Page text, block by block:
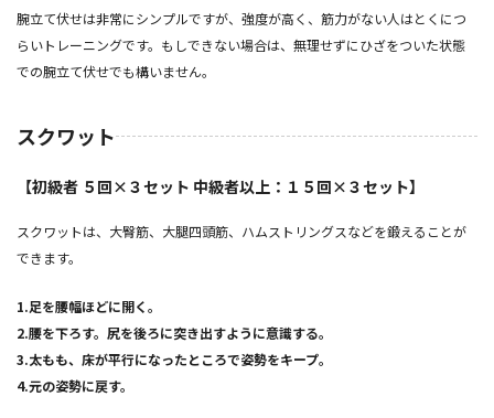
腕立て伏せは非常にシンプルですが、強度が高く、筋力がない人はとくにつ
らいトレーニングです。もしできない場合は、無理せずにひざをついた状態
での腕立て伏せでも構いません。
スクワット
【初級者 ５回×３セット 中級者以上：１５回×３セット】
スクワットは、大臀筋、大腿四頭筋、ハムストリングスなどを鍛えることが
できます。
1.足を腰幅ほどに開く。
2.腰を下ろす。尻を後ろに突き出すように意識する。
3.太もも、床が平行になったところで姿勢をキープ。
4.元の姿勢に戻す。